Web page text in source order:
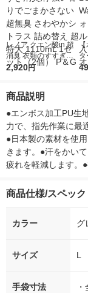
レノア クエン酸in 超
消臭 衣類のすすぎ消
臭剤 強い香りでごま
え 超特大 1110mL 1セ
ット（2個） P＆G
2,920円
タ
r
商品説明
●エンボス加工PU生
力で、指先作業に最
●日本製の素材を使
きます。●汗をかい
疲れを軽減します。
商品仕様/スペック
カラー グ
サイズ L
手袋寸法